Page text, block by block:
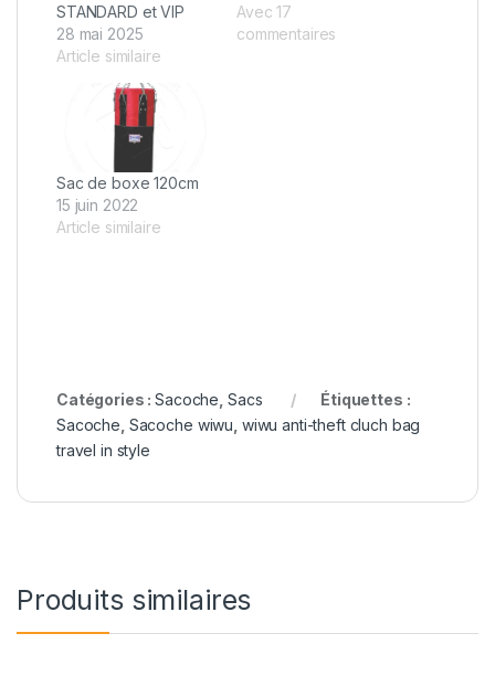
STANDARD et VIP
28 mai 2025
Article similaire
Avec 17
commentaires
Sac de boxe 120cm
15 juin 2022
Article similaire
Catégories :Sacoche, Sacs
Étiquettes :
Sacoche, Sacoche wiwu, wiwu anti-theft cluch bag
travel in style
Produits similaires